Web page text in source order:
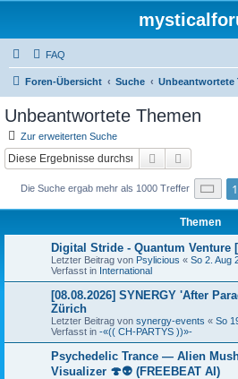
FAQ
Foren-Übersicht Suche Unbeantwortete
Unbeantwortete Themen
Zur erweiterten Suche
Suche
Die Suche ergab mehr als 1000 Treffer Seite
1
Themen
Digital Stride - Quantum Venture
Letzter Beitrag von Psylicious « So 2. Aug
Verfasst in International
[08.08.2026] SYNERGY 'After
Zürich
Letzter Beitrag von synergy-events « So
Verfasst in -«(( CH-PARTYS ))»-
Psychedelic Trance — Alien
Visualizer 🍄👽 (FREEBEAT AI)